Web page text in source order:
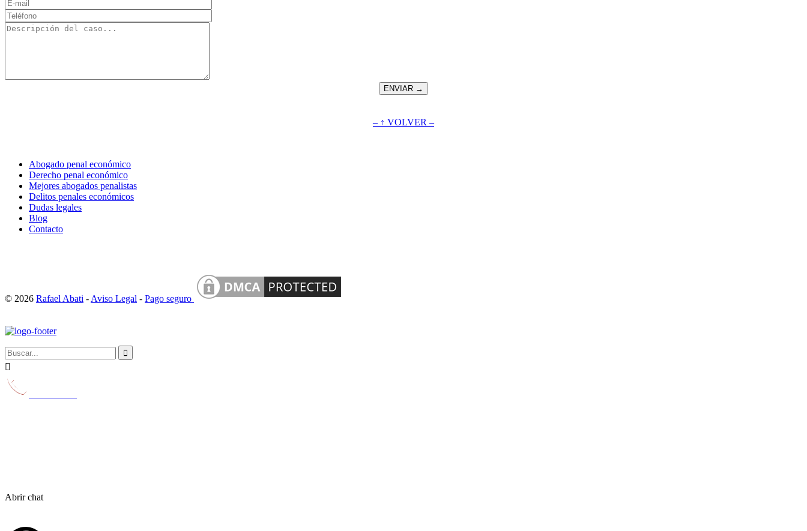
– ↑ VOLVER –
Abogado penal económico
Derecho penal económico
Mejores abogados penalistas
Delitos penales económicos
Dudas legales
Blog
Contacto
© 2026 Rafael Abati - Aviso Legal - Pago seguro


Abrir chat